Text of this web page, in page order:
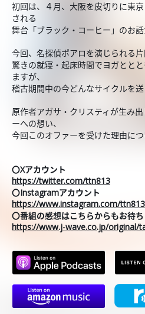
初回は、４月、大阪を皮切りに東
される
舞台「ブラック・コーヒー」のお話
今回、名探偵ポアロを演じられる片
驚きの就寝・起床時間でヨガとと
ますが、
稽古期間中の今どんなサイクルを
原作者アガサ・クリスティが生み
ーへの想い、
今回このオファーを受けた理由につ
〇Xアカウント
https://twitter.com/ttn813
〇Instagramアカウント
https://www.instagram.com/
〇番組の感想はこちらからもお待
https://www.j-wave.co.jp/original/